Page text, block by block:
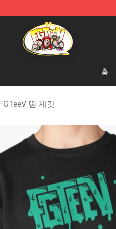
FGTeeV Merchandise Shop
홈
땀 재킷